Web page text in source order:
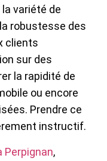
variété de
robustesse des
clients
sur des
la rapidité de
ou encore
Prendre ce
instructif.
Perpignan,